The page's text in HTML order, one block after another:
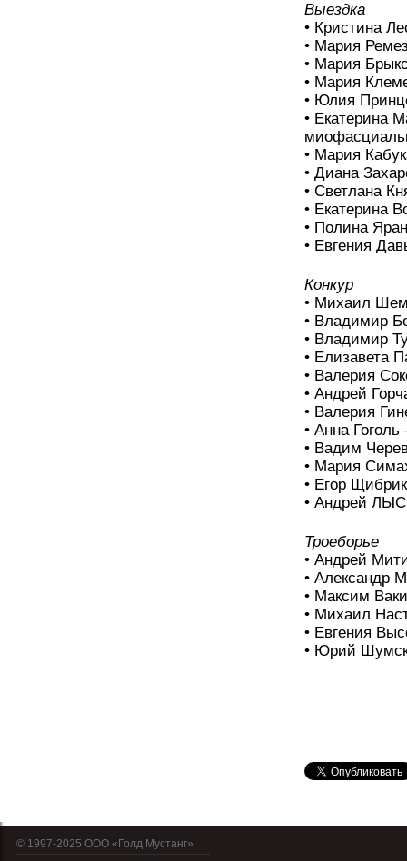
Выездка
• Кристина
• Мария
• Мария
• Мария
• Юлия
• Екатерина
• Мария
• Диана
• Светлана
• Екатерина
• Полина
• Евгения
Конкур
• Михаил
• Владимир
• Владимир
• Елизавета
• Валерия
• Андрей
• Валерия
• Анна
• Вадим
• Мария
• Егор
• Андрей
Троеборье
• Андрей
• Александр
• Максим
• Михаил
• Евгения
• Юрий
© 1997-2025 OOO «Голд Мустанг»